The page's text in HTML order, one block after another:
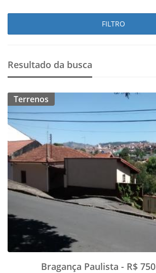
FILTRO
Resultado da busca
Terrenos
Bragança Paulista - R$